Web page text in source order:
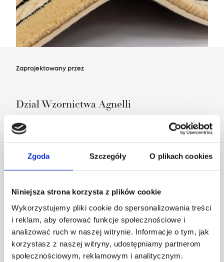
Zgoda Szczegóły O plikach cookies
Niniejsza strona korzysta z plików cookie
Wykorzystujemy pliki cookie do spersonalizowania treści
i reklam, aby oferować funkcje społecznościowe i
analizować ruch w naszej witrynie. Informacje o tym, jak
korzystasz z naszej witryny, udostępniamy partnerom
społecznościowym, reklamowym i analitycznym.
Zaprojektowany przez
Dział Wzornictwa Agnelli